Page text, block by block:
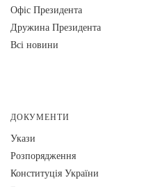
Офіс Президента
Дружина Президента
Всі новини
ДОКУМЕНТИ
Укази
Розпорядження
Конституція України